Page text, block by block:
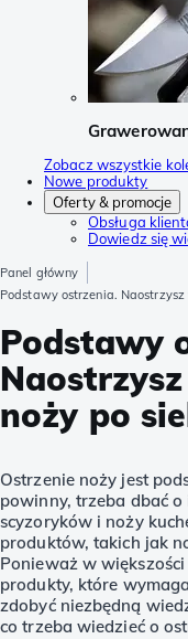
Zobacz wszystkie
Nowe produkty
Oferty & promocje
Obsługa
Dowiedz się
Panel główny
Podstawy ostrzenia.
Podstawy
noży po
Ostrzenie noży jest
powinny, trzeba dbać
scyzoryków i noży
produktów, takich jak
Ponieważ w
produkty, które
zdobyć niezbędną
co trzeba wiedzieć o